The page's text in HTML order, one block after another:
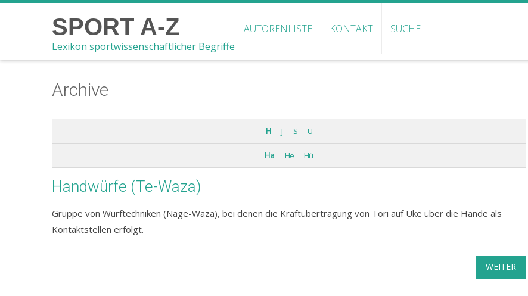
SPORT A-Z
Lexikon sportwissenschaftlicher Begriffe
AUTORENLISTE KONTAKT SUCHE
Archive
H J S U
Ha He Hü
Handwürfe (Te-Waza)
Gruppe von Wurftechniken (Nage-Waza), bei denen die Kraftübertragung von Tori auf Uke über die Hände als
Kontaktstellen erfolgt.
WEITER